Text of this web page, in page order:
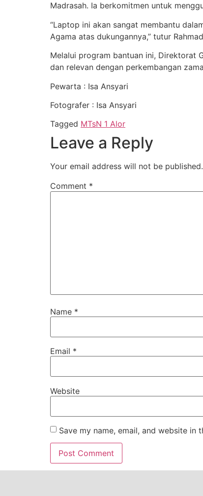
Madrasah. Ia berkomitmen untuk
“Laptop ini akan sangat membantu
Agama atas dukungannya,” tutur
Melalui program bantuan ini, Direktorat
dan relevan dengan perkembangan
Pewarta : Isa Ansyari
Fotografer : Isa Ansyari
Tagged MTsN 1 Alor
Leave a Reply
Your email address will not be published.
Comment *
Name *
Email *
Website
Save my name, email, and website